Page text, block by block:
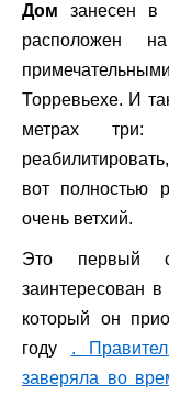
Дом занесен в
расположен
Торревьехе. И
метрах три:
реабилитировать,
вот полностью
очень ветхий.
Это первый
заинтересован
который он
году .
заверяла во